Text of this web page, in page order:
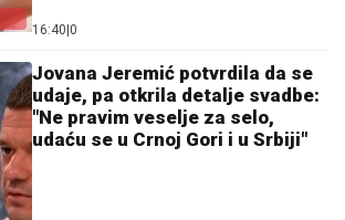
16:40 0
Jovana Jeremić potvrdila da se
udaje, pa otkrila detalje svadbe:
"Ne pravim veselje za selo,
udaću se u Crnoj Gori i u Srbiji"